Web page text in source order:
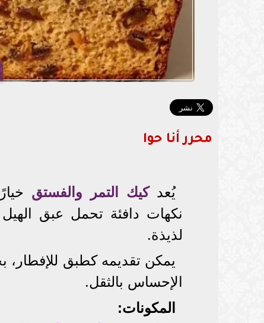
محرر أنا حوا
يُعدكيك التمر والفستق
نكهات دافئة تحمل عبق
لذيذة.
يمكن تقديمه كطبق
الإحساس بالثقل.
المكونات: